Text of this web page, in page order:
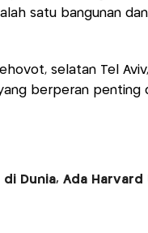
satu bangunan
selatan Tel
berperan penting
Dunia, Ada